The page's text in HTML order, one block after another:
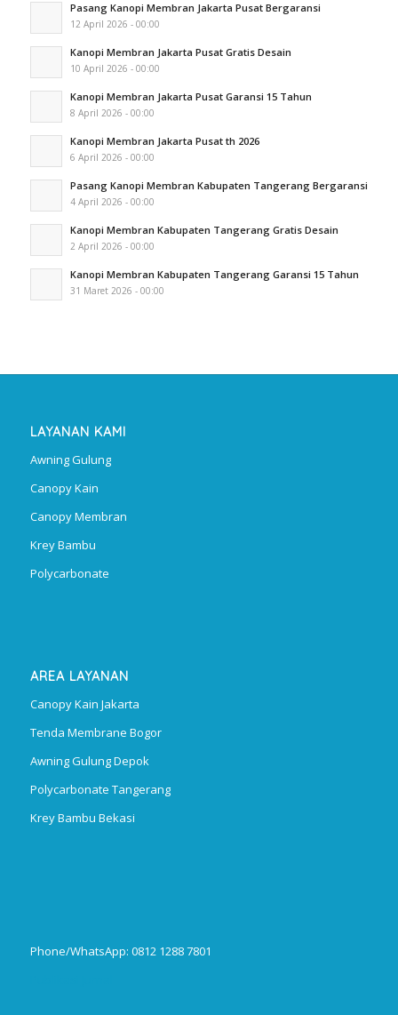
Pasang Kanopi Membran Jakarta Pusat Bergaransi
12 April 2026 - 00:00
Kanopi Membran Jakarta Pusat Gratis Desain
10 April 2026 - 00:00
Kanopi Membran Jakarta Pusat Garansi 15 Tahun
8 April 2026 - 00:00
Kanopi Membran Jakarta Pusat th 2026
6 April 2026 - 00:00
Pasang Kanopi Membran Kabupaten Tangerang Bergaransi
4 April 2026 - 00:00
Kanopi Membran Kabupaten Tangerang Gratis Desain
2 April 2026 - 00:00
Kanopi Membran Kabupaten Tangerang Garansi 15 Tahun
31 Maret 2026 - 00:00
LAYANAN KAMI
Awning Gulung
Canopy Kain
Canopy Membran
Krey Bambu
Polycarbonate
AREA LAYANAN
Canopy Kain Jakarta
Tenda Membrane Bogor
Awning Gulung Depok
Polycarbonate Tangerang
Krey Bambu Bekasi
Phone/WhatsApp: 0812 1288 7801